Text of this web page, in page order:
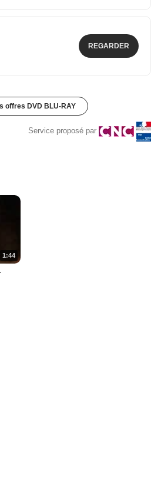
REGARDER
offres DVD BLU-RAY
Service proposé par
1:44